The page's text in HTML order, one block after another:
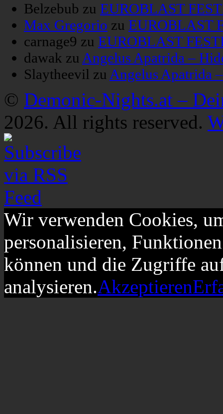
Belzebub zu EUROBLAST
Max Gregorio zu EUROBLAST
carnage9 zu EUROBLAST
dawak zuAngelus Apatrida –
Slaytheevil zuAngelus Apatrida
© Demonic-Nights.at –
2026. All rights reserved.
Wir verwenden Cookies,
personalisieren,
können und die Zugriffe
analysieren.Akzeptieren